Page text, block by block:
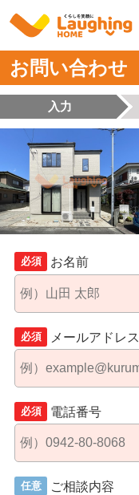
お問い合わせ
入力
必須 お名前
必須 メールアドレス
必須 電話番号
任意 ご相談内容